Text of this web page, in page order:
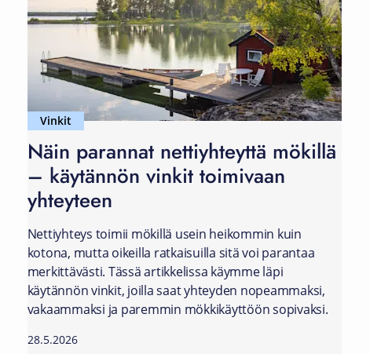
Vinkit
Näin parannat nettiyhteyttä mökillä
– käytännön vinkit toimivaan
yhteyteen
Nettiyhteys toimii mökillä usein heikommin kuin
kotona, mutta oikeilla ratkaisuilla sitä voi parantaa
merkittävästi. Tässä artikkelissa käymme läpi
käytännön vinkit, joilla saat yhteyden nopeammaksi,
vakaammaksi ja paremmin mökkikäyttöön sopivaksi.
28.5.2026